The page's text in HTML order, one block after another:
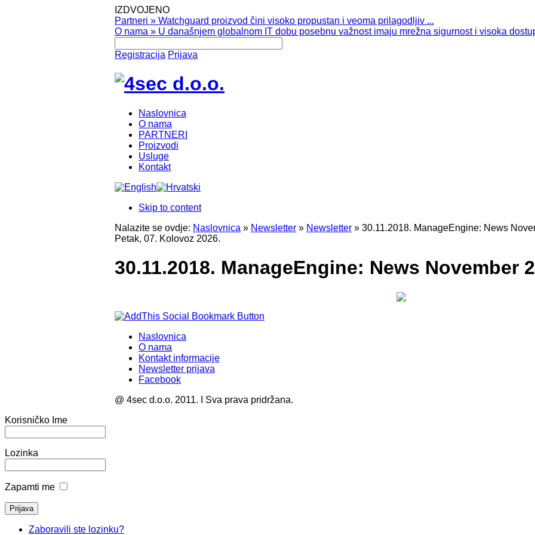
IZDVOJENO
Partneri » Watchguard proizvod čini visoko propustan i veoma prilagodljiv ...
O nama » U današnjem globalnom IT dobu posebnu važnost imaju mrežna sigurnost i visoka
Registracija Prijava
Naslovnica
O nama
PARTNERI
Proizvodi
Usluge
Kontakt
Skip to content
Nalazite se ovdje: Naslovnica » Newsletter » Newsletter » 30.11.2018. ManageEngine: News
Petak, 07. Kolovoz 2026.
30.11.2018. ManageEngine: News November
Naslovnica
O nama
Kontakt informacije
Newsletter prijava
Facebook
@ 4sec d.o.o. 2011. I Sva prava pridržana.
Korisničko Ime
Lozinka
Zapamti me
Zaboravili ste lozinku?